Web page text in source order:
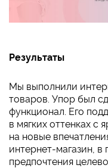
Результаты
Мы выполнили
товаров. Упор был
функционал. Его
в мягких оттенках
на новые
интернет-магазин,
предпочтения